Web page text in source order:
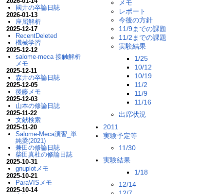
メモ
レポート
今後の方針
11/9までの課題
11/2までの課題
実験結果
1/25
10/12
10/19
11/2
11/9
11/16
出席状況
2011
実験予定等
11/30
実験結果
1/18
12/14
國井の卒論日誌
2026-01-13
座屈解析
2025-12-17
RecentDeleted
機械学習
2025-12-12
salome-meca 接触解析
メモ
2025-12-11
森井の卒論日誌
2025-12-05
後藤メモ
2025-12-03
山本の修論日誌
2025-11-22
文献検索
2025-11-20
Salome-Meca演習_単
純梁(2021)
兼田の修論日誌
柴田真杜の修論日誌
2025-10-31
gnuplotメモ
2025-10-21
ParaVISメモ
2025-10-14